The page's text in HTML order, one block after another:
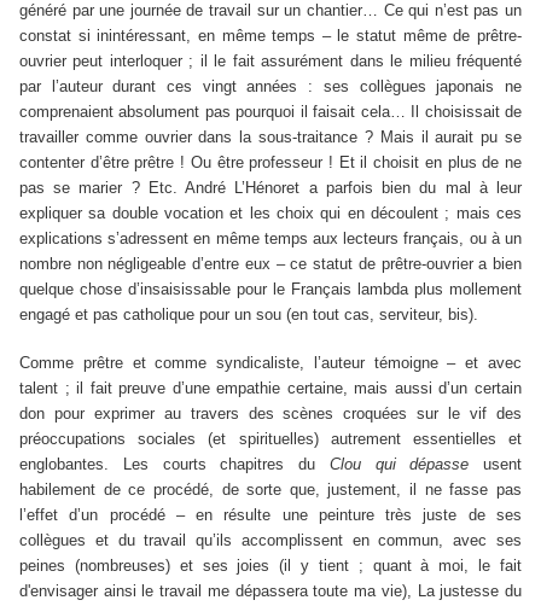
généré par une journée de travail sur un chantier… Ce qui n’est pas un
constat si inintéressant, en même temps – le statut même de prêtre-
ouvrier peut interloquer ; il le fait assurément dans le milieu fréquenté
par l’auteur durant ces vingt années : ses collègues japonais ne
comprenaient absolument pas pourquoi il faisait cela… Il choisissait de
travailler comme ouvrier dans la sous-traitance ? Mais il aurait pu se
contenter d’être prêtre ! Ou être professeur ! Et il choisit en plus de ne
pas se marier ? Etc. André L’Hénoret a parfois bien du mal à leur
expliquer sa double vocation et les choix qui en découlent ; mais ces
explications s’adressent en même temps aux lecteurs français, ou à un
nombre non négligeable d’entre eux – ce statut de prêtre-ouvrier a bien
quelque chose d’insaisissable pour le Français lambda plus mollement
engagé et pas catholique pour un sou (en tout cas, serviteur, bis).
Comme prêtre et comme syndicaliste, l’auteur témoigne – et avec
talent ; il fait preuve d’une empathie certaine, mais aussi d’un certain
don pour exprimer au travers des scènes croquées sur le vif des
préoccupations sociales (et spirituelles) autrement essentielles et
englobantes. Les courts chapitres du Clou qui dépasse usent
habilement de ce procédé, de sorte que, justement, il ne fasse pas
l’effet d’un procédé – en résulte une peinture très juste de ses
collègues et du travail qu’ils accomplissent en commun, avec ses
peines (nombreuses) et ses joies (il y tient ; quant à moi, le fait
d'envisager ainsi le travail me dépassera toute ma vie), La justesse du